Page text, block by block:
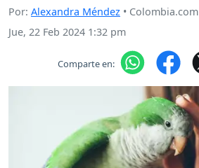
Por: Alexandra Méndez • Colombia.com
Jue, 22 Feb 2024 1:32 pm
Comparte en: